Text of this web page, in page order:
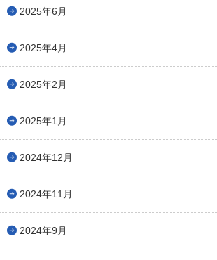
2025年6月
2025年4月
2025年2月
2025年1月
2024年12月
2024年11月
2024年9月